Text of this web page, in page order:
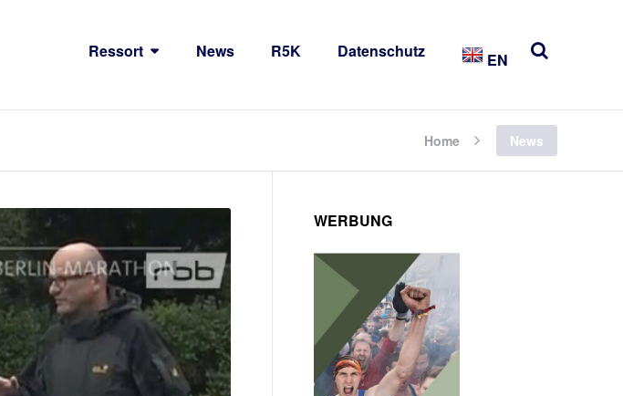
Ressort News R5K Datenschutz EN
Home News
WERBUNG